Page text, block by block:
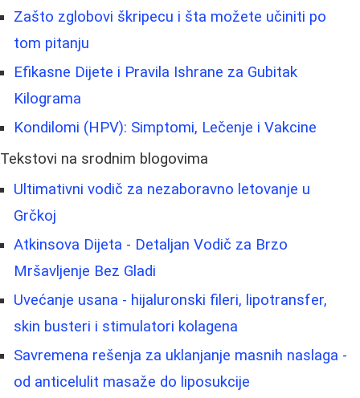
Zašto zglobovi škripecu i šta možete učiniti po
tom pitanju
Efikasne Dijete i Pravila Ishrane za Gubitak
Kilograma
Kondilomi (HPV): Simptomi, Lečenje i Vakcine
Tekstovi na srodnim blogovima
Ultimativni vodič za nezaboravno letovanje u
Grčkoj
Atkinsova Dijeta - Detaljan Vodič za Brzo
Mršavljenje Bez Gladi
Uvećanje usana - hijaluronski fileri, lipotransfer,
skin busteri i stimulatori kolagena
Savremena rešenja za uklanjanje masnih naslaga -
od anticelulit masaže do liposukcije